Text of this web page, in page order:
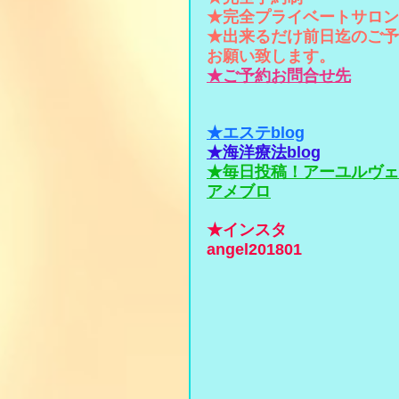
★完全プライベートサロン
★出来るだけ前日迄のご
お願い致します。
★ご予約お問合せ先
★エステblog
★海洋療法blog
★毎日投稿！アーユルヴ
アメブロ
★インスタ
angel201801